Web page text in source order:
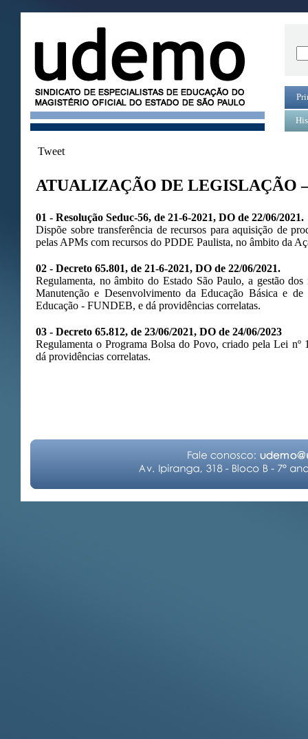
Tweet
ATUALIZAÇÃO DE LEGISLAÇÃO
01 - Resolução Seduc-56, de 21-6-2021, DO de 22/06/2021.
Dispõe sobre transferência de recursos para aquisição de
pelas APMs com recursos do PDDE Paulista, no âmbito da
02 - Decreto 65.801, de 21-6-2021, DO de 22/06/2021.
Regulamenta, no âmbito do Estado São Paulo, a gestão
Manutenção e Desenvolvimento da Educação Básica e
Educação - FUNDEB, e dá providências correlatas.
03 - Decreto 65.812, de 23/06/2021, DO de 24/06/2023
Regulamenta o Programa Bolsa do Povo, criado pela Lei nº
dá providências correlatas.